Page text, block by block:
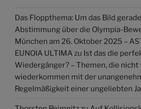
Das Floppthema: Um das Bild
Abstimmung über die Olympia-
München am 26. Oktober 2025 –
EUNOIA ULTIMA zu Ist das die
Wiedergänger? – Themen, die
wiederkommen mit der
Regelmäßigkeit einer ungeliebten